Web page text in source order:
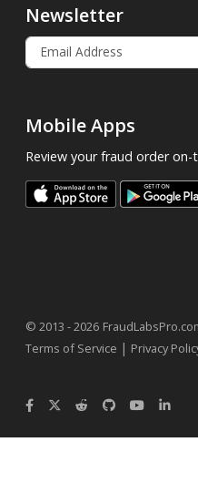
Newsletter
Mobile Apps
Review your fraud order
© 2013 - 2026
Terms of Service | Privacy